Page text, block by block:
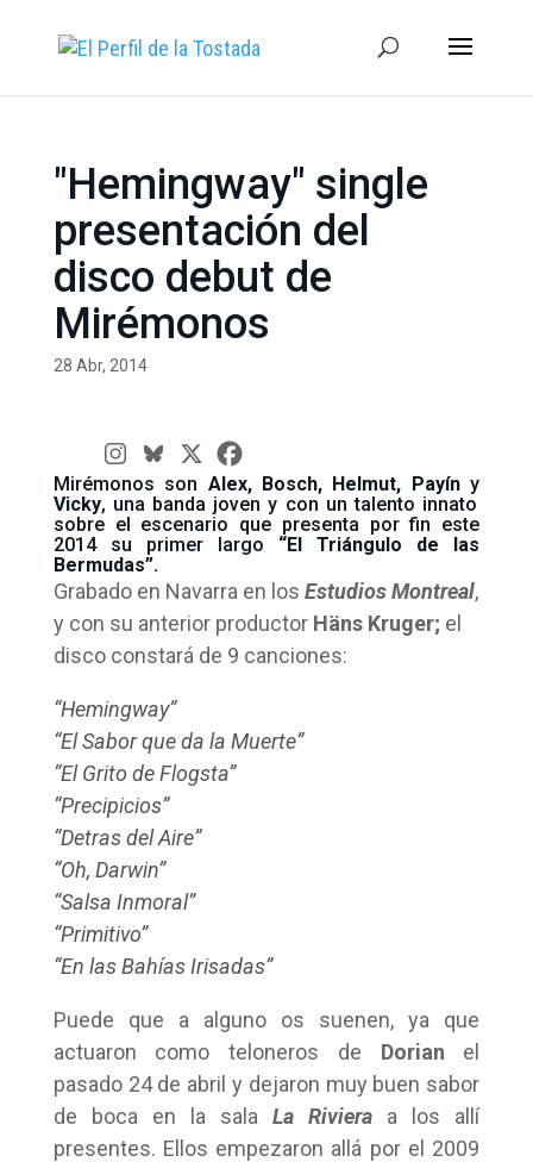
"Hemingway" single
presentación del
disco debut de
Mirémonos
28 Abr, 2014
Mirémonos son Alex, Bosch, Helmut, Payíny
Vicky, una banda joven y con un talento innato
sobre el escenario que presenta por fin este
2014 su primer largo “El Triángulo de las
Bermudas”.
Grabado en Navarra en los Estudios Montreal,
y con su anterior productor Häns Kruger; el
disco constará de 9 canciones:
“Hemingway”
“El Sabor que da la Muerte”
“El Grito de Flogsta”
“Precipicios”
“Detras del Aire”
“Oh, Darwin”
“Salsa Inmoral”
“Primitivo”
“En las Bahías Irisadas”
Puede que a alguno os suenen, ya que
actuaron como teloneros de Dorian el
pasado 24 de abril y dejaron muy buen sabor
de boca en la salaLa Riviera a los allí
presentes. Ellos empezaron allá por el 2009